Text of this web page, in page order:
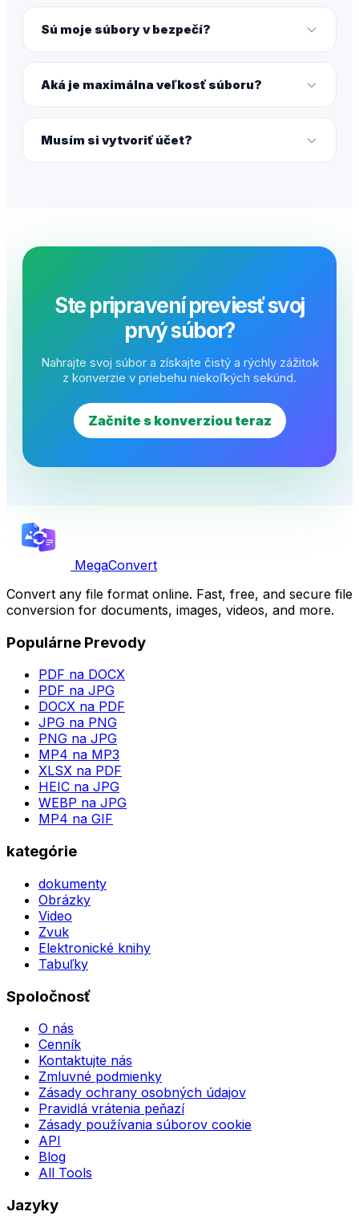
Sú moje súbory v bezpečí?
Aká je maximálna veľkosť súboru?
Musím si vytvoriť účet?
Ste pripravení previesť svoj
prvý súbor?
Nahrajte svoj súbor a získajte čistý a rýchly zážitok
z konverzie v priebehu niekoľkých sekúnd.
Začnite s konverziou teraz
MegaConvert
Convert any file format online. Fast, free, and secure file
conversion for documents, images, videos, and more.
Populárne Prevody
PDF na DOCX
PDF na JPG
DOCX na PDF
JPG na PNG
PNG na JPG
MP4 na MP3
XLSX na PDF
HEIC na JPG
WEBP na JPG
MP4 na GIF
kategórie
dokumenty
Obrázky
Video
Zvuk
Elektronické knihy
Tabuľky
Spoločnosť
O nás
Cenník
Kontaktujte nás
Zmluvné podmienky
Zásady ochrany osobných údajov
Pravidlá vrátenia peňazí
Zásady používania súborov cookie
API
Blog
All Tools
Jazyky